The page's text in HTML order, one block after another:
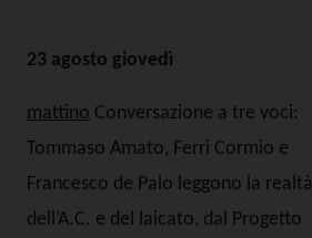
23 agosto giovedì
mattino Conversazione a tre voci:
Tommaso Amato, Ferri Cormio e
Francesco de Palo leggono la realtà
dell’A.C. e del laicato, dal Progetto